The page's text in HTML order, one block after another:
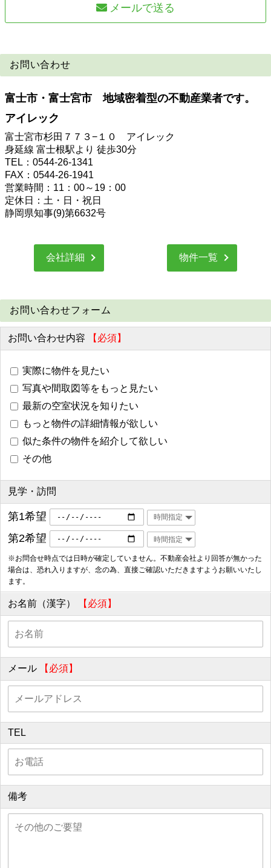
メールで送る
お問い合わせ
富士市・富士宮市 地域密着型の不動産業者です。
アイレック
富士宮市杉田７７３−１０ アイレック
身延線 富士根駅より 徒歩30分
TEL：0544-26-1341
FAX：0544-26-1941
営業時間：11：00～19：00
定休日：土・日・祝日
静岡県知事(9)第6632号
会社詳細 物件一覧
お問い合わせフォーム
お問い合わせ内容 【必須】
実際に物件を見たい
写真や間取図等をもっと見たい
最新の空室状況を知りたい
もっと物件の詳細情報が欲しい
似た条件の物件を紹介して欲しい
その他
見学・訪問
第1希望
第2希望
※お問合せ時点では日時が確定していません。不動産会社より回答が無かった
場合は、恐れ入りますが、念の為、直接ご確認いただきますようお願いいたし
ます。
お名前（漢字） 【必須】
メール 【必須】
TEL
備考